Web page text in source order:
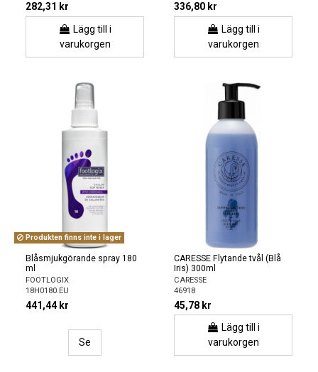
282,31 kr
Lägg till i
varukorgen
336,80 kr
Lägg till i
varukorgen
Produkten finns inte i lager
Blåsmjukgörande spray 180
ml
FOOTLOGIX
18H0180.EU
441,44 kr
Se
CARESSE Flytande tvål (Blå
Iris) 300ml
CARESSE
46918
45,78 kr
Lägg till i
varukorgen